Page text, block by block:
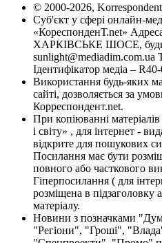
© 2000-2026,
Суб'єкт у сфері онлайн-
«КореспонденТ.net»
ХАРКІВСЬКЕ ШОСЕ,
sunlight@mediadim.com.ua
Ідентифікатор медіа –
Використання будь-яких
сайті, дозволяється за
Корреспондент.net.
При копіюванні
і світу» , для інтернет -
відкрите для пошукових
Посилання має бути
повного або часткового
Гіперпосилання ( для
розміщена в підзаголовку
матеріалу.
Новини з позначками
"Регіони", "Гроші",